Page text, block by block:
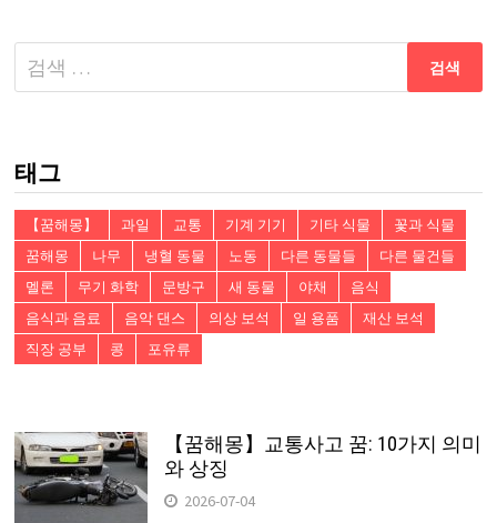
다
음
태그
【꿈해몽】 과일 교통 기계 기기 기타 식물
꽃과 식물
꿈해몽
나무 냉혈 동물 노동 다른 동물들
다른 물건들
멜론
무기 화학 문방구 새 동물 야채
음식
음식과 음료
음악 댄스 의상 보석 일 용품
재산 보석
직장 공부
콩 포유류
【꿈해몽】교통사고 꿈: 10가지 의미
와 상징
2026-07-04